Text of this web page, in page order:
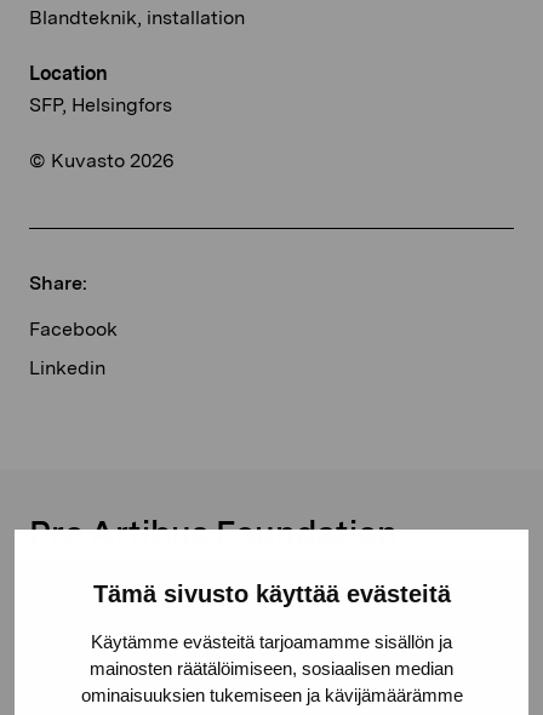
Tämä sivusto käyttää evästeitä
Käytämme evästeitä tarjoamamme sisällön ja
mainosten räätälöimiseen, sosiaalisen median
ominaisuuksien tukemiseen ja kävijämäärämme
Blandteknik, installation
Location
SFP, Helsingfors
© Kuvasto 2026
Share:
Facebook
Linkedin
Pro Artibus Foundation
10600 Ekenäs
proartibus@proartibus.fi
+358 (0)50 371 6339